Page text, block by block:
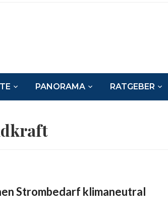
PANORAMA RATGEBER
Strombedarf klimaneutral